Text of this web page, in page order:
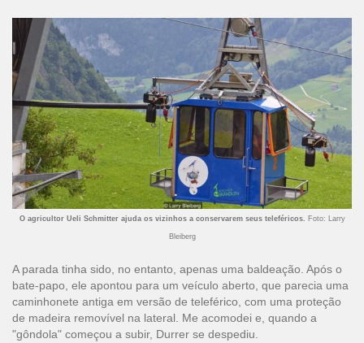
O agricultor Ueli Schmitter ajuda os vizinhos a conservarem seus teleféricos. Foto: Larry
Bleiberg
A parada tinha sido, no entanto, apenas uma baldeação. Após o
bate-papo, ele apontou para um veículo aberto, que parecia uma
caminhonete antiga em versão de teleférico, com uma proteção
de madeira removível na lateral. Me acomodei e, quando a
"gôndola" começou a subir, Durrer se despediu.